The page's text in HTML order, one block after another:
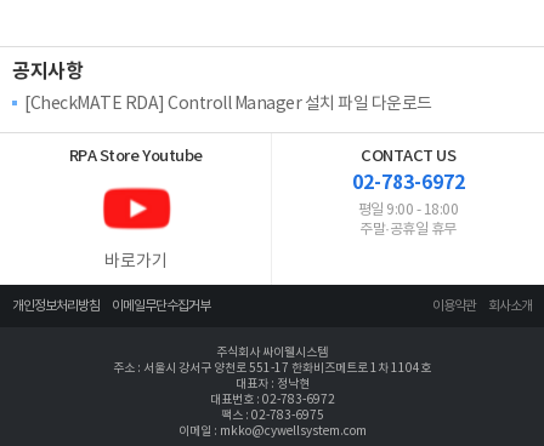
공지사항
[CheckMATE RDA] Controll Manager 설치 파일 다운로드
RPA StoreYoutube
바로가기
CONTACT US
02-783-6972
평일 9:00 - 18:00
주말·공휴일 휴무
개인정보처리방침 이메일무단수집거부 이용약관 회사소개
주식회사 싸이웰시스템
주소 : 서울시 강서구 양천로 551-17 한화비즈메트로 1차 1104호
대표자 : 정낙현
대표번호 : 02-783-6972
팩스 : 02-783-6975
이메일 : mkko@cywellsystem.com